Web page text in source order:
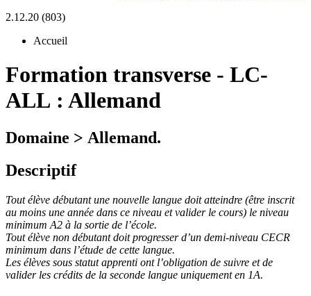
2.12.20 (803)
Accueil
Formation transverse - LC-
ALL : Allemand
Domaine > Allemand.
Descriptif
Tout élève débutant une nouvelle langue doit atteindre (être inscrit
au moins une année dans ce niveau et valider le cours) le niveau
minimum A2 à la sortie de l’école.
Tout élève non débutant doit progresser d’un demi-niveau CECR
minimum dans l’étude de cette langue.
Les élèves sous statut apprenti ont l’obligation de suivre et de
valider les crédits de la seconde langue uniquement en 1A.